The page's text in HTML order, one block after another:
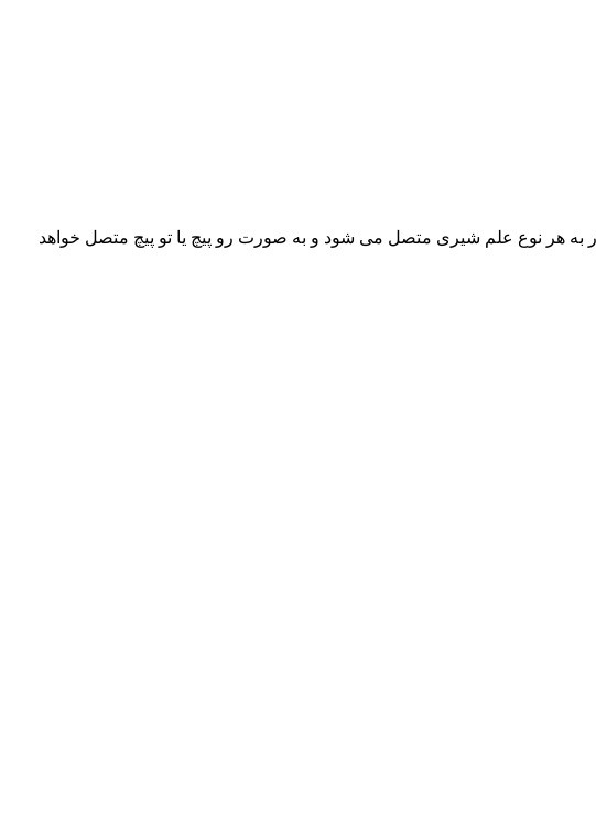
هر نوع علم شیری متصل می شود و به صورت رو پیچ یا تو پیچ متصل خواهد